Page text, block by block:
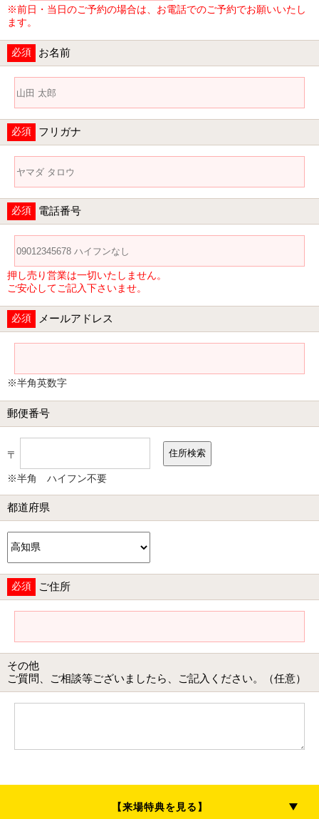
※前日・当日のご予約の場合は、お電話でのご予約でお願いいたし
ます。
必須 お名前
必須 フリガナ
必須 電話番号
押し売り営業は一切いたしません。
ご安心してご記入下さいませ。
必須 メールアドレス
※半角英数字
郵便番号
〒
※半角 ハイフン不要
都道府県
必須 ご住所
その他
ご質問、ご相談等ございましたら、ご記入ください。（任意）
【来場特典を見る】